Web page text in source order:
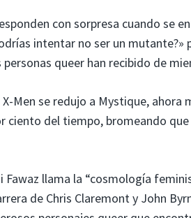
con sorpresa cuando se
intentar no ser un mutante?»
queer han recibido de
Men se redujo a Mystique, ahora
ciento del tiempo, bromeando
llama la “cosmología
de Chris Claremont y John